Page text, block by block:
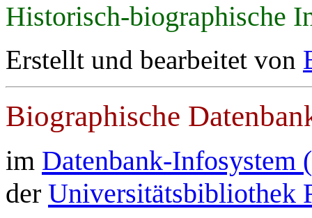
Historisch-biographische
Erstellt und bearbeitet von
Biographische
im Datenbank-Infosystem
der Universitätsbibliothek